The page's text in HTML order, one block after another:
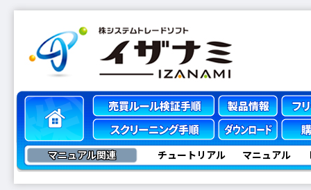
マニュアル関連 チュートリアル マニュアル